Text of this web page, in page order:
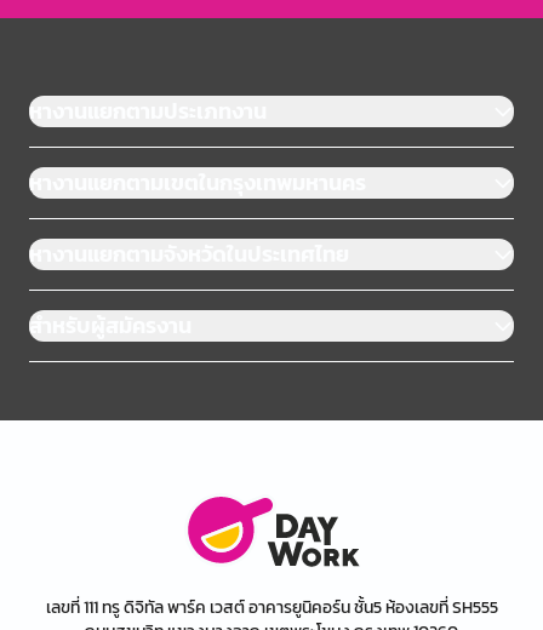
หางานแยกตามประเภทงาน
หางานแยกตามเขตในกรุงเทพมหานคร
หางานแยกตามจังหวัดในประเทศไทย
สำหรับผู้สมัครงาน
เลขที่ 111 ทรู ดิจิทัล พาร์ค เวสต์ อาคารยูนิคอร์น ชั้น5 ห้องเลขที่ SH555